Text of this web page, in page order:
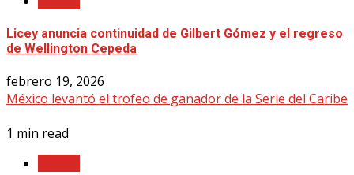
Licey anuncia continuidad de Gilbert Gómez y el regreso
de Wellington Cepeda
febrero 19, 2026
México levantó el trofeo de ganador de la Serie del Caribe
1 min read